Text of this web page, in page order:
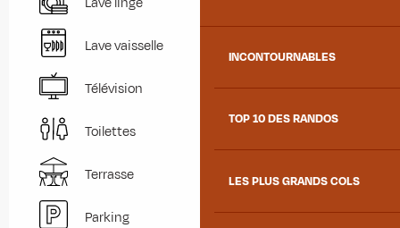
INCONTOURNABLES
TOP 10 DES RANDOS
LES PLUS GRANDS COLS
Lave vaisselle
Télévision
Toilettes
Terrasse
Parking